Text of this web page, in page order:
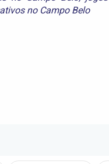
no Campo Belo